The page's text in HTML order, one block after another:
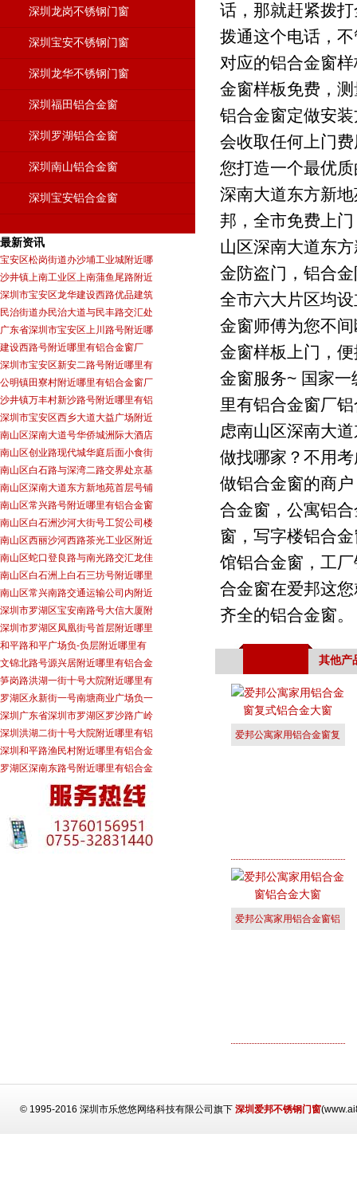
深圳龙岗不锈钢门窗
深圳宝安不锈钢门窗
深圳龙华不锈钢门窗
深圳福田铝合金窗
深圳罗湖铝合金窗
深圳南山铝合金窗
深圳宝安铝合金窗
最新资讯
宝安区松岗街道办沙埔工业城附近哪
沙井镇上南工业区上南蒲鱼尾路附近
深圳市宝安区龙华建设西路优品建筑
民治街道办民治大道与民丰路交汇处
广东省深圳市宝安区上川路号附近哪
建设西路号附近哪里有铝合金窗厂
深圳市宝安区新安二路号附近哪里有
公明镇田寮村附近哪里有铝合金窗厂
沙井镇万丰村新沙路号附近哪里有铝
深圳市宝安区西乡大道大益广场附近
南山区深南大道号华侨城洲际大酒店
南山区创业路现代城华庭后面小食街
南山区白石路与深湾二路交界处京基
南山区深南大道东方新地苑首层号铺
南山区常兴路号附近哪里有铝合金窗
南山区白石洲沙河大街号工贸公司楼
南山区西丽沙河西路茶光工业区附近
南山区蛇口登良路与南光路交汇龙佳
南山区白石洲上白石三坊号附近哪里
南山区常兴南路交通运输公司内附近
深圳市罗湖区宝安南路号大信大厦附
深圳市罗湖区凤凰街号首层附近哪里
和平路和平广场负-负层附近哪里有
文锦北路号源兴居附近哪里有铝合金
笋岗路洪湖一街十号大院附近哪里有
罗湖区永新街一号南塘商业广场负一
深圳广东省深圳市罗湖区罗沙路广岭
深圳洪湖二街十号大院附近哪里有铝
深圳和平路渔民村附近哪里有铝合金
罗湖区深南东路号附近哪里有铝合金
话，那就赶紧拨
拨通这个电话，
对应的铝合金窗
金窗样板免费，
铝合金窗定做安
会收取任何上门
您打造一个最优
深南大道东方新
邦，全市免费上
山区深南大道东
金防盗门，铝合
全市六大片区均
金窗师傅为您不
金窗样板上门，
金窗服务~ 国家
里有铝合金窗厂
虑南山区深南大
做找哪家？不用
做铝合金窗的商
合金窗，公寓铝
窗，写字楼铝合
馆铝合金窗，工
合金窗在爱邦这
齐全的铝合金窗。
其他产
爱邦公寓家用铝合金窗复
爱邦公寓家用铝合金窗铝
© 1995-2016 深圳市乐悠悠网络科技有限公司旗下深圳爱邦不锈钢门窗